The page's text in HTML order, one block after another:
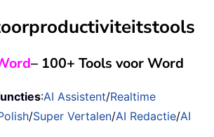
– 100+ Tools voor Word
:AI Assistent/Realtime
/Super Vertalen/AI Redactie/AI